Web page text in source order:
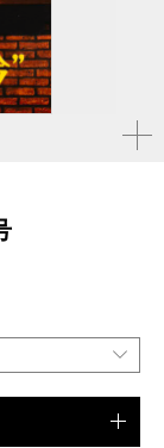
拡大す